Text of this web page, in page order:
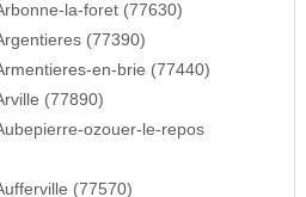
la-foret (77630)
(77390)
en-brie (77440)
(77890)
ozouer-le-repos
(77570)